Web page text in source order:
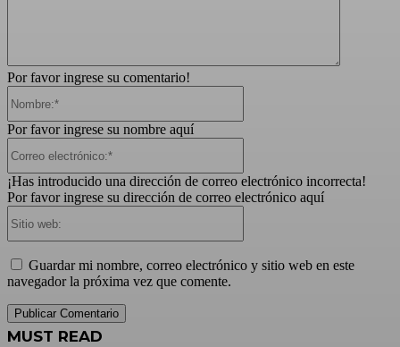
Por favor ingrese su comentario!
Por favor ingrese su nombre aquí
¡Has introducido una dirección de correo electrónico incorrecta!
Por favor ingrese su dirección de correo electrónico aquí
Guardar mi nombre, correo electrónico y sitio web en este
navegador la próxima vez que comente.
MUST READ